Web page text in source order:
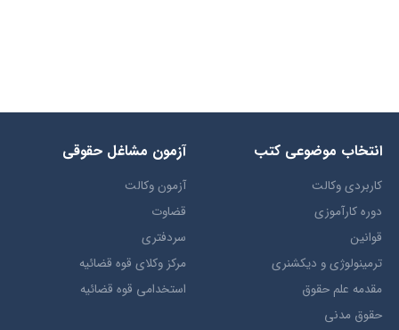
انتخاب​ موضوعي​ کتب
کاربردی وکالت
دوره کارآموزی
قوانین
ترمينولوژي و ديکشنري
مقدمه علم حقوق
حقوق مدني
آزمون مشاغل حقوقی
آزمون وکالت
قضاوت
سردفتری
مرکز وکلای قوه قضائیه
استخدامی قوه قضائیه